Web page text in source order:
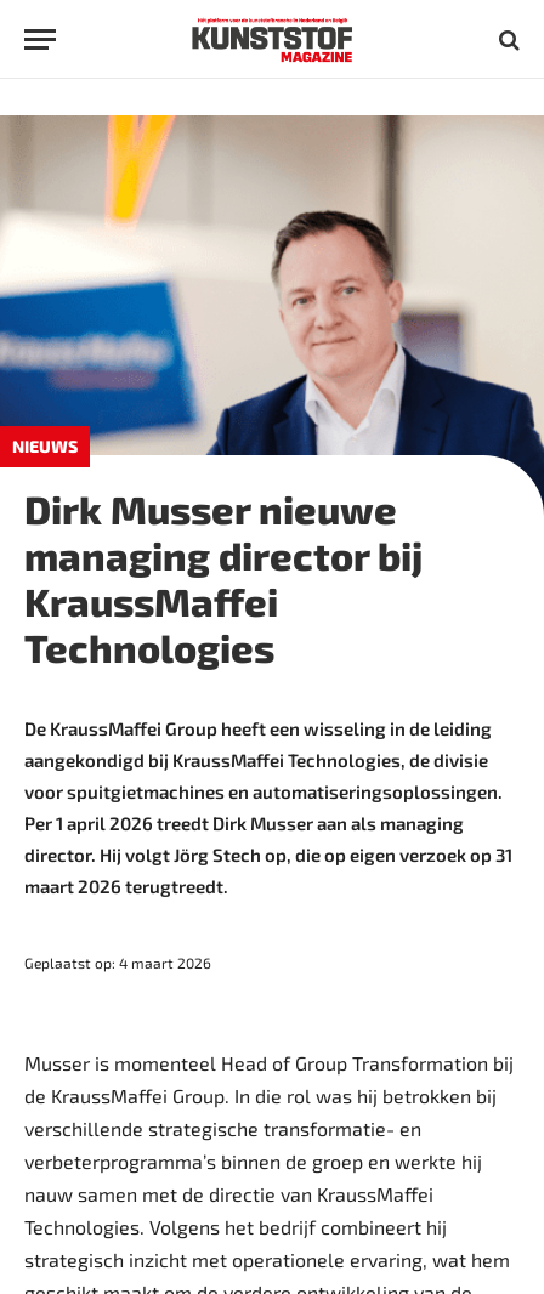
NIEUWS
Dirk Musser nieuwe
managing director bij
KraussMaffei
Technologies
De KraussMaffei Group heeft een wisseling in de leiding
aangekondigd bij KraussMaffei Technologies, de divisie
voor spuitgietmachines en automatiseringsoplossingen.
Per 1 april 2026 treedt Dirk Musser aan als managing
director. Hij volgt Jörg Stech op, die op eigen verzoek op 31
maart 2026 terugtreedt.
Geplaatst op: 4 maart 2026
Musser is momenteel Head of Group Transformation bij
de KraussMaffei Group. In die rol was hij betrokken bij
verschillende strategische transformatie- en
verbeterprogramma’s binnen de groep en werkte hij
nauw samen met de directie van KraussMaffei
Technologies. Volgens het bedrijf combineert hij
strategisch inzicht met operationele ervaring, wat hem